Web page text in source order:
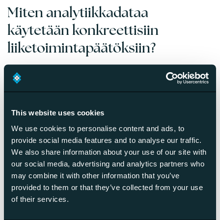
This website uses cookies
We use cookies to personalise content and ads, to
provide social media features and to analyse our traffic.
We also share information about your use of our site with
our social media, advertising and analytics partners who
may combine it with other information that you’ve
provided to them or that they’ve collected from your use
of their services.
Miten analytiikkadataa
käytetään konkreettisiin
liiketoimintapäätöksiin?
Analytiikkadata muunnetaan liiketoimintapäätöksiksi
tunnistamalla datasta trendejä, pullonkauloja ja
kehitystoimenpiteet ja allokoidaan resursseja. Data ohjaa
sekä operatiivisia päivittäispäätöksiä että strategisia
suunnan valintoja.
Konkreettinen esimerkki on kassaprosessin optimointi. Jos
analytiikka paljastaa, että 60% asiakkaista keskeyttää
ostoksen maksuvaiheessa, voit testata yksinkertaisempaa
kassaprosessia tai lisätä maksutapoja. A/B-testaus